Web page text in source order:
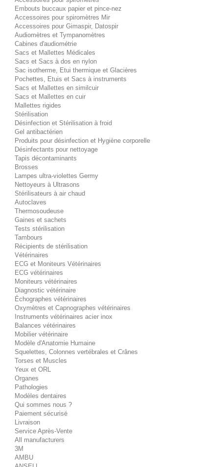
Embouts buccaux papier et pince-nez
Accessoires pour spiromètres Mir
Accessoires pour Gimaspir, Datospir
Audiomètres et Tympanomètres
Cabines d'audiométrie
Sacs et Mallettes Médicales
Sacs et Sacs à dos en nylon
Sac isotherme, Etui thermique et Glacières
Pochettes, Etuis et Sacs à instruments
Sacs et Mallettes en similcuir
Sacs et Mallettes en cuir
Mallettes rigides
Stérilisation
Désinfection et Stérilisation à froid
Gel antibactérien
Produits pour désinfection et Hygiène corporelle
Désinfectants pour nettoyage
Tapis décontaminants
Brosses
Lampes ultra-violettes Germy
Nettoyeurs à Ultrasons
Stérilisateurs à air chaud
Autoclaves
Thermosoudeuse
Gaines et sachets
Tests stérilisation
Tambours
Récipients de stérilisation
Vétérinaires
ECG et Moniteurs Vétérinaires
ECG vétérinaires
Moniteurs vétérinaires
Diagnostic vétérinaire
Échographes vétérinaires
Oxymètres et Capnographes vétérinaires
Instruments vétérinaires acier inox
Balances vétérinaires
Mobilier vétérinaire
Modèle d'Anatomie Humaine
Squelettes, Colonnes vertébrales et Crânes
Torses et Muscles
Yeux et ORL
Organes
Pathologies
Modèles dentaires
Qui sommes nous ?
Paiement sécurisé
Livraison
Service Après-Vente
All manufacturers
3M
AMBU